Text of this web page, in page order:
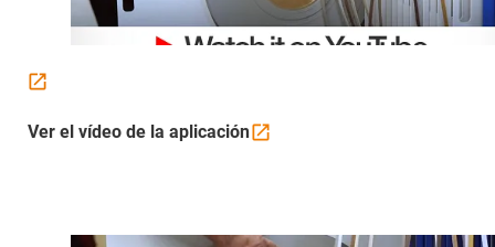
Ver el vídeo de la aplicación